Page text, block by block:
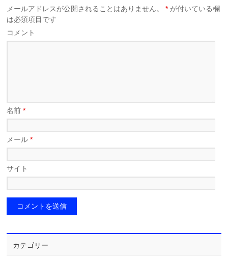
メールアドレスが公開されることはありません。 * が付いている欄
は必須項目です
コメント
名前*
メール*
サイト
カテゴリー